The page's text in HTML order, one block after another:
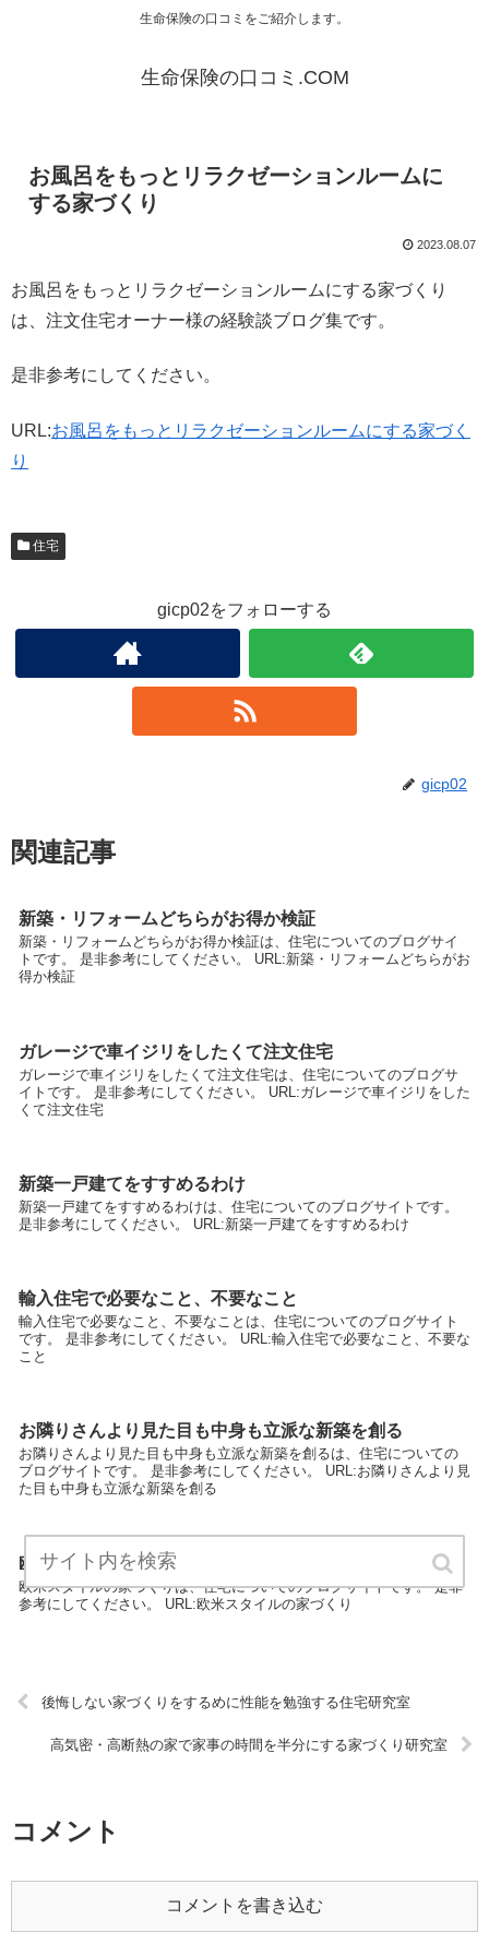
生命保険の口コミをご紹介します。
生命保険の口コミ.COM
お風呂をもっとリラクゼーションルームに
する家づくり
2023.08.07
お風呂をもっとリラクゼーションルームにする家づくり
は、注文住宅オーナー様の経験談ブログ集です。
是非参考にしてください。
URL:お風呂をもっとリラクゼーションルームにする家づく
り
住宅
gicp02をフォローする
gicp02
関連記事
新築・リフォームどちらがお得か検証
新築・リフォームどちらがお得か検証は、住宅についてのブログサイ
トです。 是非参考にしてください。 URL:新築・リフォームどちらがお
得か検証
ガレージで車イジリをしたくて注文住宅
ガレージで車イジリをしたくて注文住宅は、住宅についてのブログサ
イトです。 是非参考にしてください。 URL:ガレージで車イジリをした
くて注文住宅
新築一戸建てをすすめるわけ
新築一戸建てをすすめるわけは、住宅についてのブログサイトです。
是非参考にしてください。 URL:新築一戸建てをすすめるわけ
輸入住宅で必要なこと、不要なこと
輸入住宅で必要なこと、不要なことは、住宅についてのブログサイト
です。 是非参考にしてください。 URL:輸入住宅で必要なこと、不要な
こと
お隣りさんより見た目も中身も立派な新築を創る
お隣りさんより見た目も中身も立派な新築を創るは、住宅についての
ブログサイトです。 是非参考にしてください。 URL:お隣りさんより見
た目も中身も立派な新築を創る
欧米スタイルの家づくり
欧米スタイルの家づくりは、住宅についてのブログサイトです。 是非
参考にしてください。 URL:欧米スタイルの家づくり
後悔しない家づくりをするめに性能を勉強する住宅研究室
高気密・高断熱の家で家事の時間を半分にする家づくり研究室
コメント
コメントを書き込む